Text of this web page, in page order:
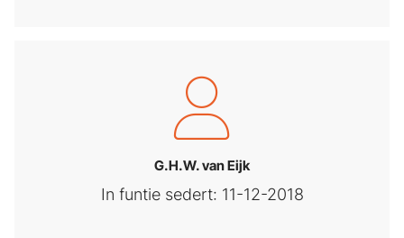
G.H.W. van Eijk
In funtie sedert: 11-12-2018